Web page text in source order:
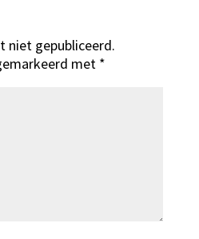
niet gepubliceerd.
met *